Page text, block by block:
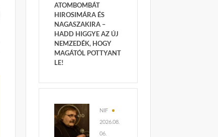
ATOMBOMBÁT
HIROSIMÁRA ÉS
NAGASZAKIRA –
HADD HIGGYE AZ ÚJ
NEMZEDÉK, HOGY
MAGÁTÓL POTTYANT
LE!
NIF
2026.08.
06.